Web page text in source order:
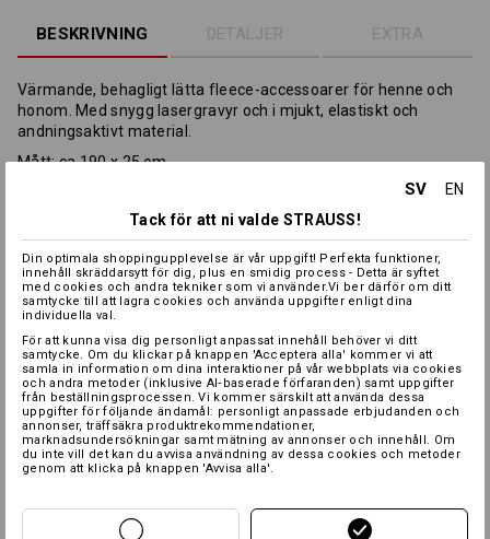
BESKRIVNING DETALJER EXTRA
Värmande, behagligt lätta fleece-accessoarer för henne och
honom. Med snygg lasergravyr och i mjukt, elastiskt och
andningsaktivt material.
Mått: ca190 x 25 cm
100% Polyester (ca. 158 g/m²)
Skötselråd:
Värmeskiktet
SV
EN
Tack för att ni valde STRAUSS!
Din optimala shoppingupplevelse är vår uppgift! Perfekta funktioner,
innehåll skräddarsytt för dig, plus en smidig process - Detta är syftet
med cookies och andra tekniker som vi använder.Vi ber därför om ditt
samtycke till att lagra cookies och använda uppgifter enligt dina
individuella val.
För att kunna visa dig personligt anpassat innehåll behöver vi ditt
samtycke. Om du klickar på knappen 'Acceptera alla' kommer vi att
samla in information om dina interaktioner på vår webbplats via cookies
och andra metoder (inklusive AI‑baserade förfaranden) samt uppgifter
från beställningsprocessen. Vi kommer särskilt att använda dessa
uppgifter för följande ändamål: personligt anpassade erbjudanden och
annonser, träffsäkra produktrekommendationer,
marknadsundersökningar samt mätning av annonser och innehåll. Om
du inte vill det kan du avvisa användning av dessa cookies och metoder
genom att klicka på knappen 'Avvisa alla'.